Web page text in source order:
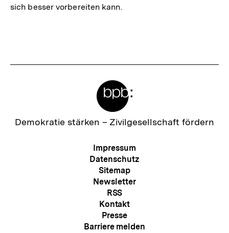
sich besser vorbereiten kann.
Zur
Demokratie stärken – Zivilgesellschaft fördern
Meta-
Navigation
Impressum
Datenschutz
Sitemap
Newsletter
RSS
Kontakt
Presse
Barriere melden